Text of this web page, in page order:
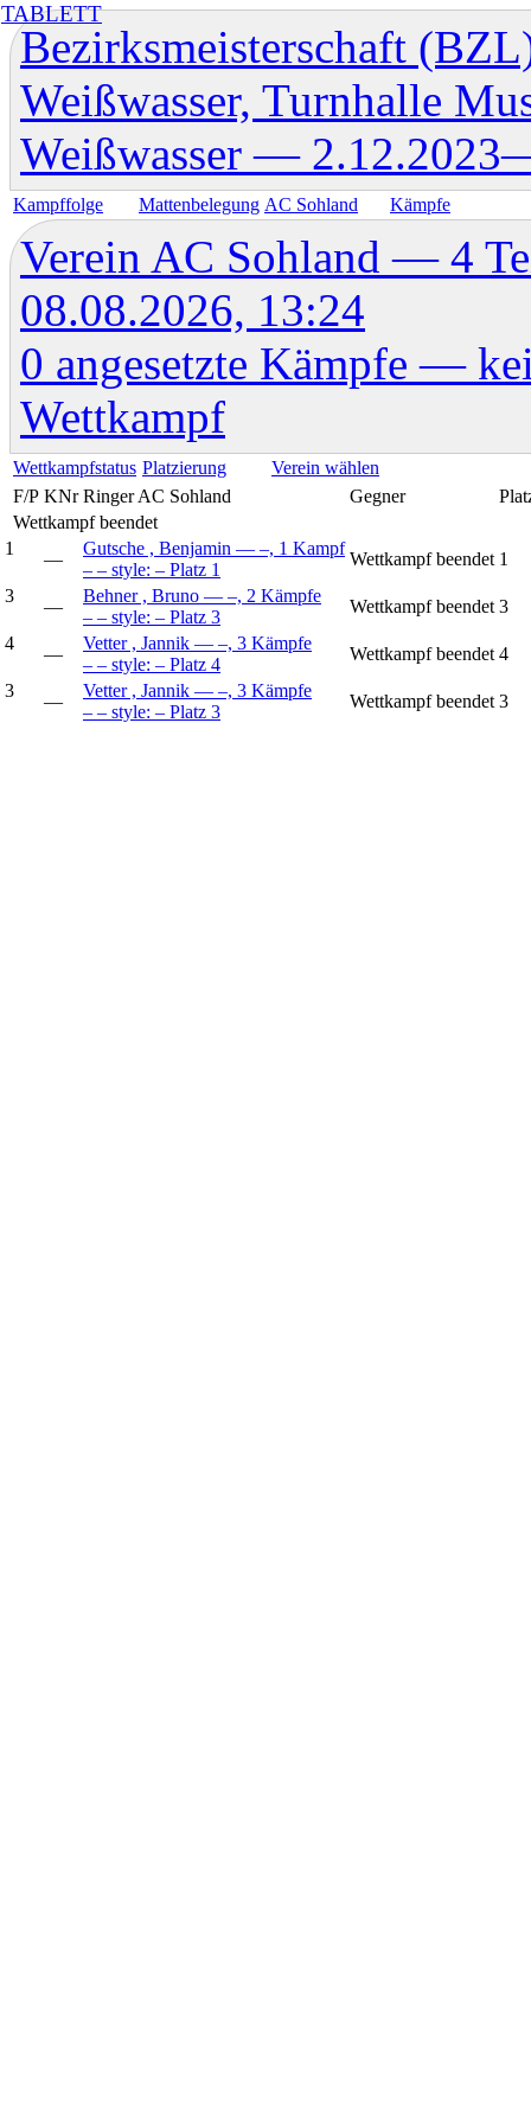
TABLETT
Bezirksmeisterschaft
Weißwasser, Turnhalle
Weißwasser —
Kampffolge Mattenbelegung AC Sohland Kämpfe
Verein AC Sohland — 4
08.08.2026, 13:24
0 angesetzte Kämpfe —
Wettkampf
Wettkampfstatus Platzierung
Verein wählen
F/P KNr Ringer AC Sohland Gegner
Wettkampf beendet
1
—
Gutsche , Benjamin — –, 1 Kampf
– – style: – Platz 1
Wettkampf beendet 1
3
—
Behner , Bruno — –, 2 Kämpfe
– – style: – Platz 3
Wettkampf beendet 3
4
—
Vetter , Jannik — –, 3 Kämpfe
– – style: – Platz 4
Wettkampf beendet 4
3
—
Vetter , Jannik — –, 3 Kämpfe
– – style: – Platz 3
Wettkampf beendet 3